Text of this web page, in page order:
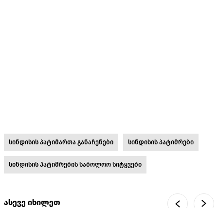
სინდისის პატიმართა განაჩენები სინდისის პატიმრები
სინდისის პატიმრების საბოლოო სიტყვები
ასევე იხილეთ